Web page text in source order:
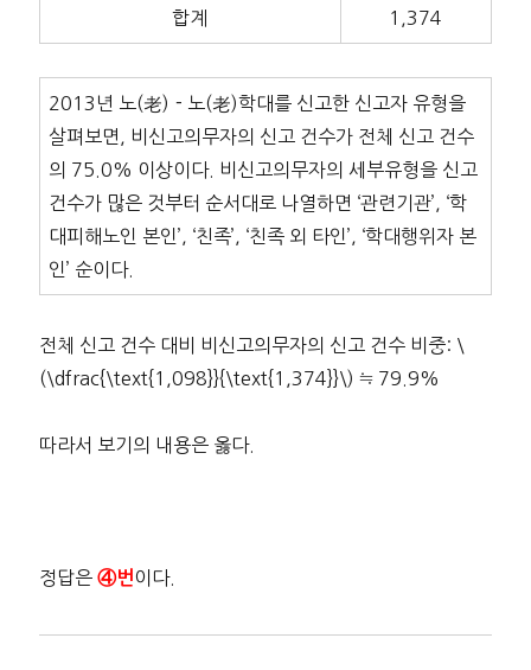
합계 1,374
2013년 노(老)－노(老)학대를 신고한 신고자 유형을
살펴보면, 비신고의무자의 신고 건수가 전체 신고 건수
의 75.0% 이상이다. 비신고의무자의 세부유형을 신고
건수가 많은 것부터 순서대로 나열하면 ‘관련기관’, ‘학
대피해노인 본인’, ‘친족’, ‘친족 외 타인’, ‘학대행위자 본
인’ 순이다.
전체 신고 건수 대비 비신고의무자의 신고 건수 비중: \
(\dfrac{\text{1,098}}{\text{1,374}}\) ≒ 79.9%
따라서 보기의 내용은 옳다.
정답은④번 이다.